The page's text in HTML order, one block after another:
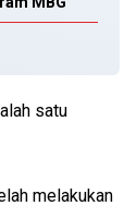
satu
melakukan